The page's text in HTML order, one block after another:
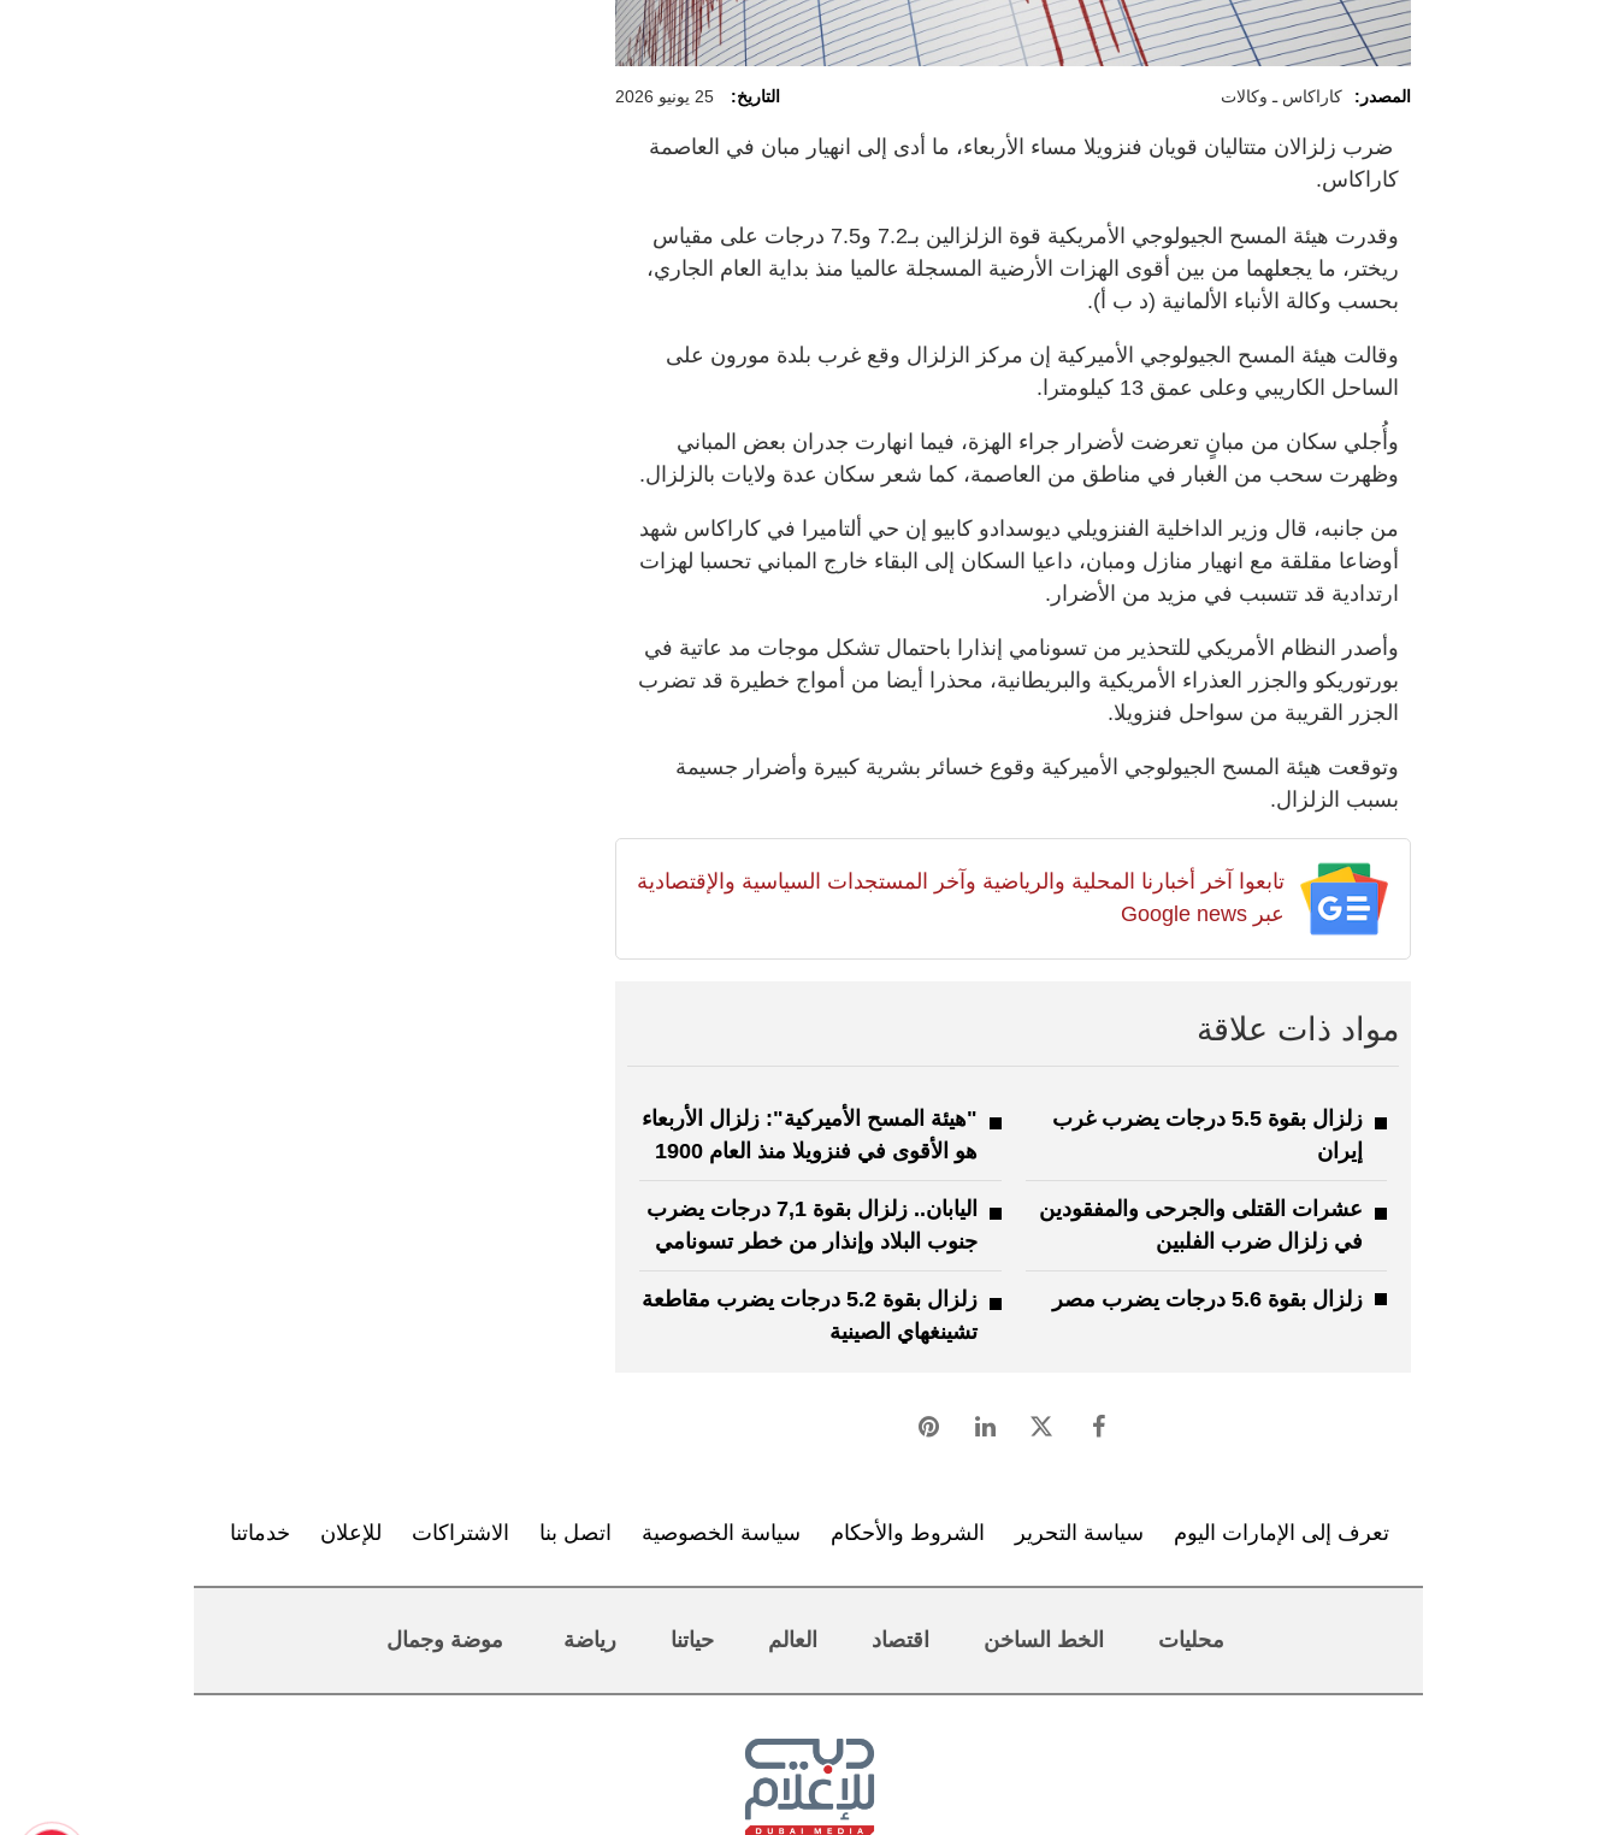
المصدر: كاراكاس ـ وكالات التاريخ: 25 يونيو 2026
ضرب زلزالان متتاليان قويان فنزويلا مساء الأربعاء، ما أدى إلى انهيار مبان في العاصمة
كاراكاس.
وقدرت هيئة المسح الجيولوجي الأمريكية قوة الزلزالين بـ7.2 و7.5 درجات على مقياس
ريختر، ما يجعلهما من بين أقوى الهزات الأرضية المسجلة عالميا منذ بداية العام الجاري،
بحسب وكالة الأنباء الألمانية (د ب أ).
وقالت هيئة المسح الجيولوجي الأميركية إن مركز الزلزال وقع غرب بلدة مورون على
الساحل الكاريبي وعلى عمق 13 كيلومترا.
وأُجلي سكان من مبانٍ تعرضت لأضرار جراء الهزة، فيما انهارت جدران بعض المباني
وظهرت سحب من الغبار في مناطق من العاصمة، كما شعر سكان عدة ولايات بالزلزال.
من جانبه، قال وزير الداخلية الفنزويلي ديوسدادو كابيو إن حي ألتاميرا في كاراكاس شهد
أوضاعا مقلقة مع انهيار منازل ومبان، داعيا السكان إلى البقاء خارج المباني تحسبا لهزات
ارتدادية قد تتسبب في مزيد من الأضرار.
وأصدر النظام الأمريكي للتحذير من تسونامي إنذارا باحتمال تشكل موجات مد عاتية في
بورتوريكو والجزر العذراء الأمريكية والبريطانية، محذرا أيضا من أمواج خطيرة قد تضرب
الجزر القريبة من سواحل فنزويلا.
وتوقعت هيئة المسح الجيولوجي الأميركية وقوع خسائر بشرية كبيرة وأضرار جسيمة
بسبب الزلزال.
تابعوا آخر أخبارنا المحلية والرياضية وآخر المستجدات السياسية والإقتصادية
عبر Google news
مواد ذات علاقة
زلزال بقوة 5.5 درجات يضرب غرب
إيران
"هيئة المسح الأميركية": زلزال الأربعاء
هو الأقوى في فنزويلا منذ العام 1900
عشرات القتلى والجرحى والمفقودين
في زلزال ضرب الفلبين
اليابان.. زلزال بقوة 7,1 درجات يضرب
جنوب البلاد وإنذار من خطر تسونامي
زلزال بقوة 5.6 درجات يضرب مصر
زلزال بقوة 5.2 درجات يضرب مقاطعة
تشينغهاي الصينية
تعرف إلى الإمارات اليوم سياسة التحرير الشروط والأحكام سياسة الخصوصية اتصل بنا الاشتراكات للإعلان خدماتنا
محليات الخط الساخن اقتصاد العالم حياتنا رياضة موضة وجمال